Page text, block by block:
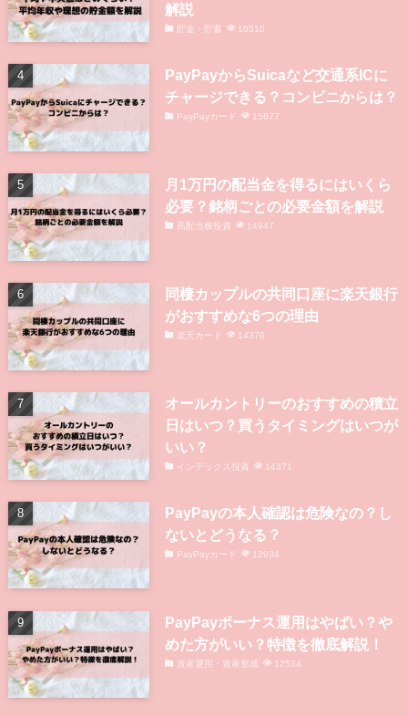
解説
貯金・貯蓄 16510
PayPayからSuicaなど交通系ICに
チャージできる？コンビニからは？
PayPayカード 15677
月1万円の配当金を得るにはいくら
必要？銘柄ごとの必要金額を解説
高配当株投資 14947
同棲カップルの共同口座に楽天銀行
がおすすめな6つの理由
楽天カード 14376
オールカントリーのおすすめの積立
日はいつ？買うタイミングはいつが
いい？
インデックス投資 14371
PayPayの本人確認は危険なの？し
ないとどうなる？
PayPayカード 12934
PayPayボーナス運用はやばい？や
めた方がいい？特徴を徹底解説！
資産運用・資産形成 12534